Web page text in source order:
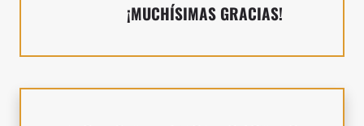
¡MUCHÍSIMAS GRACIAS!